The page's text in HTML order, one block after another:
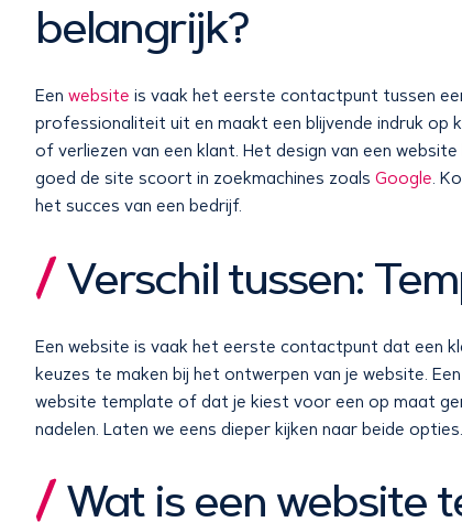
belangrijk?
Een website is vaak het eerste contactpunt tussen
professionaliteit uit en maakt een blijvende indruk op
of verliezen van een klant. Het design van een
goed de site scoort in zoekmachines zoals Google.
het succes van een bedrijf.
Verschil tussen:
Een website is vaak het eerste contactpunt dat een
keuzes te maken bij het ontwerpen van je website.
website template of dat je kiest voor een op maat
nadelen. Laten we eens dieper kijken naar beide opties.
Wat is een website